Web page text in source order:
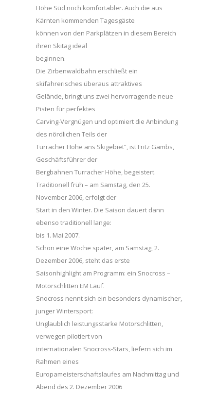
Höhe Süd noch komfortabler. Auch die aus
Kärnten kommenden Tagesgäste
können von den Parkplätzen in diesem Bereich
ihren Skitag ideal
beginnen.
Die Zirbenwaldbahn erschließt ein
skifahrerisches überaus attraktives
Gelände, bringt uns zwei hervorragende neue
Pisten für perfektes
Carving-Vergnügen und optimiert die Anbindung
des nördlichen Teils der
Turracher Höhe ans Skigebiet“, ist Fritz Gambs,
Geschäftsführer der
Bergbahnen Turracher Höhe, begeistert.
Traditionell früh – am Samstag, den 25.
November 2006, erfolgt der
Start in den Winter. Die Saison dauert dann
ebenso traditionell lange:
bis 1. Mai 2007.
Schon eine Woche später, am Samstag, 2.
Dezember 2006, steht das erste
Saisonhighlight am Programm: ein Snocross –
Motorschlitten EM Lauf.
Snocross nennt sich ein besonders dynamischer,
junger Wintersport:
Unglaublich leistungsstarke Motorschlitten,
verwegen pilotiert von
internationalen Snocross-Stars, liefern sich im
Rahmen eines
Europameisterschaftslaufes am Nachmittag und
Abend des 2. Dezember 2006